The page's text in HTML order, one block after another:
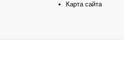
Карта сайта